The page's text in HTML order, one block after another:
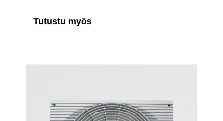
Tutustu myös